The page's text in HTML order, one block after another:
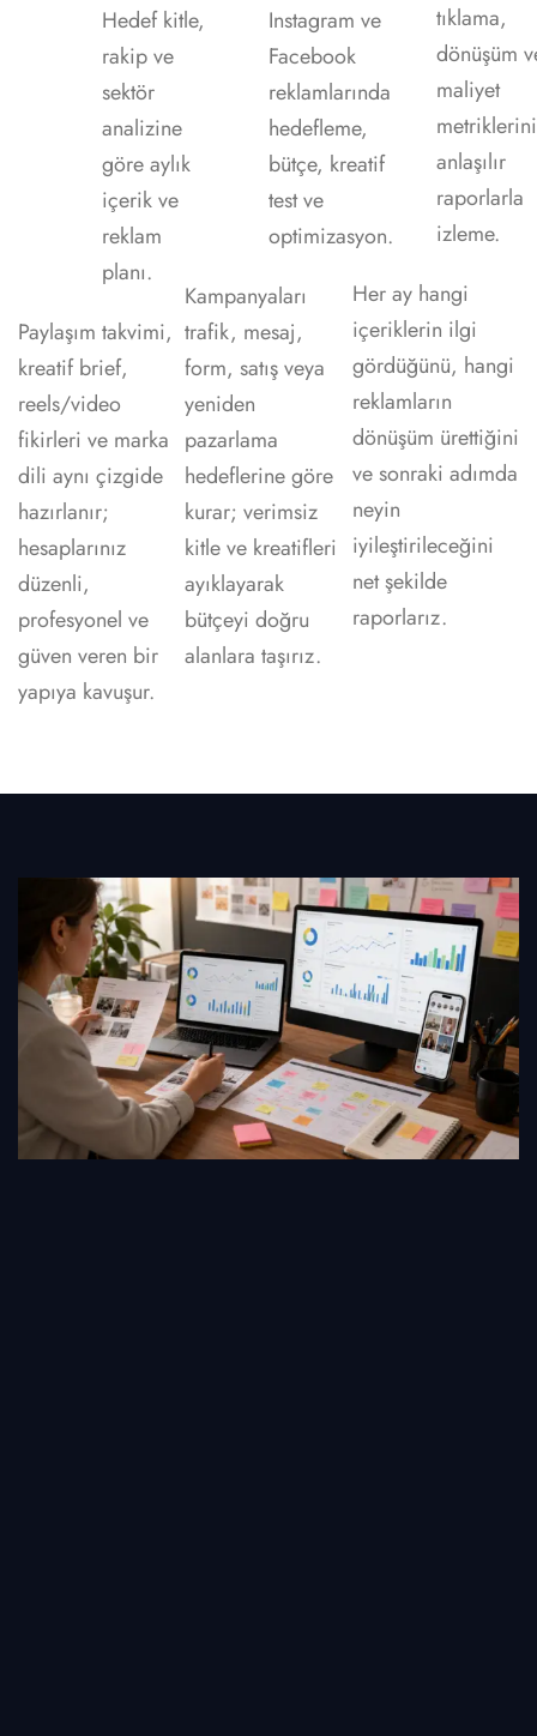
Hedef kitle,
rakip ve
sektör
analizine
göre aylık
içerik ve
reklam
planı.
Paylaşım takvimi,
kreatif brief,
reels/video
fikirleri ve marka
dili aynı çizgide
hazırlanır;
hesaplarınız
düzenli,
profesyonel ve
güven veren bir
yapıya kavuşur.
Instagram ve
Facebook
reklamlarında
hedefleme,
bütçe, kreatif
test ve
optimizasyon.
Kampanyaları
trafik, mesaj,
form, satış veya
yeniden
pazarlama
hedeflerine göre
kurar; verimsiz
kitle ve kreatifleri
ayıklayarak
bütçeyi doğru
alanlara taşırız.
tıklama,
dönüşüm
maliyet
metriklerini
anlaşılır
raporlarla
izleme.
Her ay hangi
içeriklerin ilgi
gördüğünü, hangi
reklamların
dönüşüm ürettiğini
ve sonraki adımda
neyin
iyileştirileceğini
net şekilde
raporlarız.